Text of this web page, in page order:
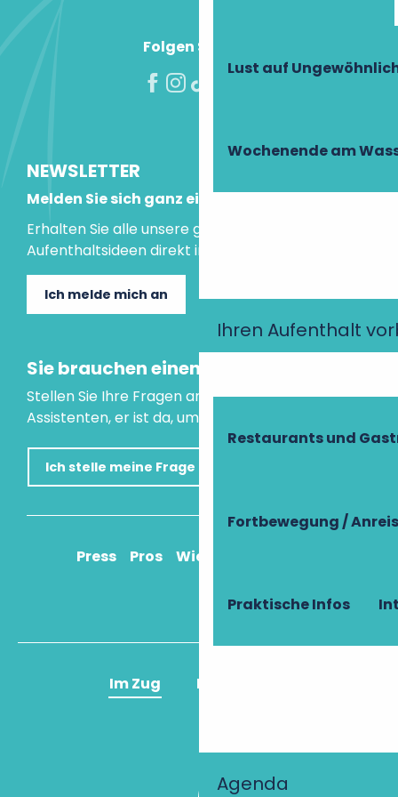
Lust auf
Wochenende am
Ihren Aufenthalt
Restaurants und
Fortbewegung /
Praktische Infos
Agenda
Folgen Sie uns!
NEWSLETTER
Melden Sie sich ganz einfach an!
Erhalten Sie alle unsere guten Tipps und
Aufenthaltsideen direkt in Ihre Mailbox.
Ich melde mich an
Sie brauchen einen Rat?
Stellen Sie Ihre Fragen an unseren virtuellen
Assistenten, er ist da, um Ihnen zu helfen.
Ich stelle meine Frage
Press Pros Wie komme ich an?
Im Zug Im Flugzeug